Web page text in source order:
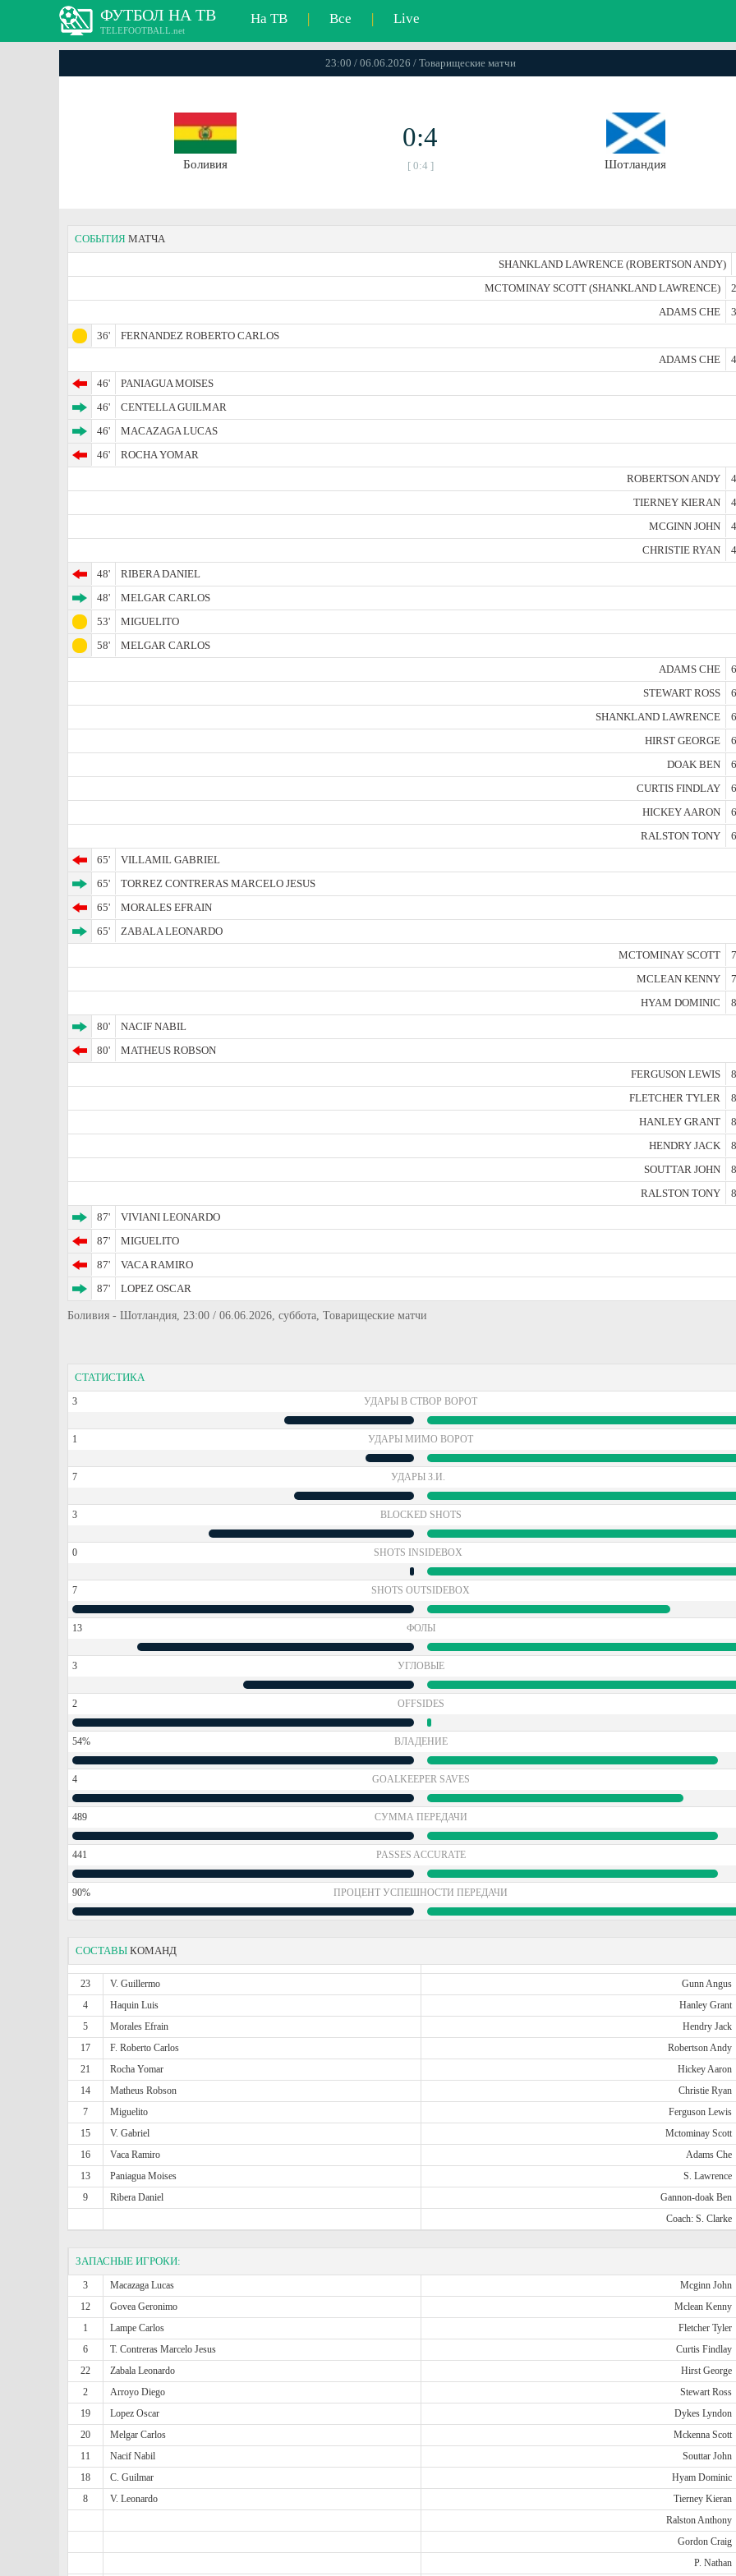
ФУТБОЛ НА ТВ
TELEFOOTBALL.net
На ТВ | Все | Live
23:00 / 06.06.2026 / Товарищеские матчи
Боливия
0:4
[ 0:4 ] Шотландия
СОБЫТИЯ МАТЧА
SHANKLAND LAWRENCE (ROBERTSON ANDY)
MCTOMINAY SCOTT (SHANKLAND LAWRENCE)
ADAMS CHE
36'
FERNANDEZ ROBERTO CARLOS
ADAMS CHE
46'
PANIAGUA MOISES
46'
CENTELLA GUILMAR
46'
MACAZAGA LUCAS
46'
ROCHA YOMAR
ROBERTSON ANDY
TIERNEY KIERAN
MCGINN JOHN
CHRISTIE RYAN
48'
RIBERA DANIEL
48'
MELGAR CARLOS
53'
MIGUELITO
58'
MELGAR CARLOS
ADAMS CHE
STEWART ROSS
SHANKLAND LAWRENCE
HIRST GEORGE
DOAK BEN
CURTIS FINDLAY
HICKEY AARON
RALSTON TONY
65'
VILLAMIL GABRIEL
65'
TORREZ CONTRERAS MARCELO JESUS
65'
MORALES EFRAIN
65'
ZABALA LEONARDO
MCTOMINAY SCOTT
MCLEAN KENNY
HYAM DOMINIC
80'
NACIF NABIL
80'
MATHEUS ROBSON
FERGUSON LEWIS
FLETCHER TYLER
HANLEY GRANT
HENDRY JACK
SOUTTAR JOHN
RALSTON TONY
87'
VIVIANI LEONARDO
87'
MIGUELITO
87'
VACA RAMIRO
87'
LOPEZ OSCAR
Боливия - Шотландия, 23:00 / 06.06.2026, суббота, Товарищеские матчи
СТАТИСТИКА
3 УДАРЫ В СТВОР ВОРОТ
1 УДАРЫ МИМО ВОРОТ
7 УДАРЫ З.И.
3 BLOCKED SHOTS
0 SHOTS INSIDEBOX
7 SHOTS OUTSIDEBOX
13 ФОЛЫ
3 УГЛОВЫЕ
2 OFFSIDES
54% ВЛАДЕНИЕ
4 GOALKEEPER SAVES
489 СУММА ПЕРЕДАЧИ
441 PASSES ACCURATE
90% ПРОЦЕНТ УСПЕШНОСТИ ПЕРЕДАЧИ
СОСТАВЫ КОМАНД
23 V. Guillermo Gunn Angus
4
Haquin Luis Hanley Grant
5
Morales Efrain Hendry Jack
17
F. Roberto Carlos Robertson Andy
21
Rocha Yomar Hickey Aaron
14
Matheus Robson Christie Ryan
7
Miguelito Ferguson Lewis
15
V. Gabriel Mctominay Scott
16
Vaca Ramiro Adams Che
13
Paniagua Moises S. Lawrence
9
Ribera Daniel Gannon-doak Ben
Coach: S. Clarke
ЗАПАСНЫЕ ИГРОКИ:
3 Macazaga Lucas Mcginn John
12
Govea Geronimo Mclean Kenny
1
Lampe Carlos Fletcher Tyler
6
T. Contreras Marcelo Jesus Curtis Findlay
22
Zabala Leonardo Hirst George
2
Arroyo Diego Stewart Ross
19
Lopez Oscar Dykes Lyndon
20
Melgar Carlos Mckenna Scott
11
Nacif Nabil Souttar John
18
C. Guilmar Hyam Dominic
8
V. Leonardo Tierney Kieran
Ralston Anthony
Gordon Craig
P. Nathan